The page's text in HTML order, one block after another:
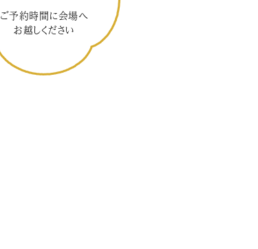
ご予約時間に会場へ
お越しください